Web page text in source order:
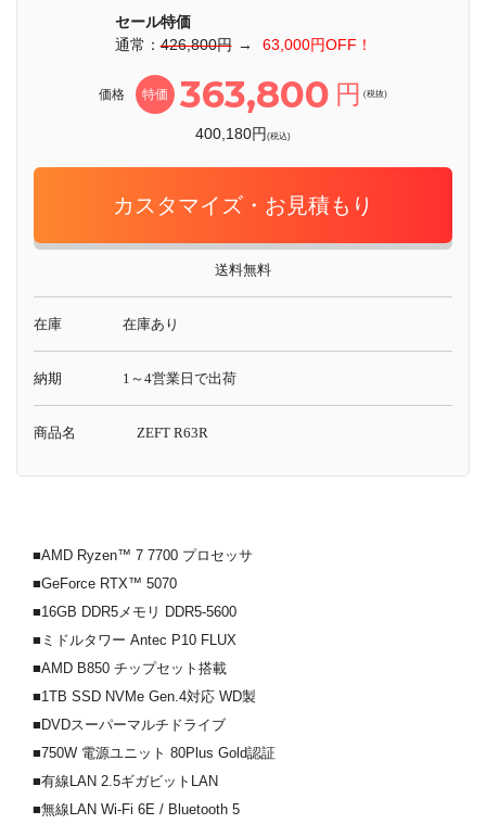
セール特価
通常：426,800円 → 63,000円OFF！
価格 特価 363,800 円 (税抜)
400,180円(税込)
カスタマイズ・お見積もり
送料無料
在庫 在庫あり
納期 1～4営業日で出荷
商品名 ZEFT R63R
■AMD Ryzen™ 7 7700 プロセッサ
■GeForce RTX™ 5070
■16GB DDR5メモリ DDR5-5600
■ミドルタワー Antec P10 FLUX
■AMD B850 チップセット搭載
■1TB SSD NVMe Gen.4対応 WD製
■DVDスーパーマルチドライブ
■750W 電源ユニット 80Plus Gold認証
■有線LAN 2.5ギガビットLAN
■無線LAN Wi-Fi 6E / Bluetooth 5